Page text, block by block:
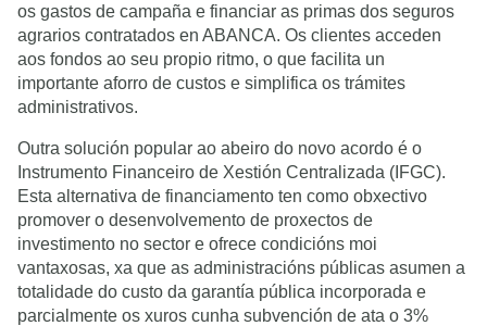
os gastos de campaña e financiar as primas dos seguros
agrarios contratados en ABANCA. Os clientes acceden
aos fondos ao seu propio ritmo, o que facilita un
importante aforro de custos e simplifica os trámites
administrativos.
Outra solución popular ao abeiro do novo acordo é o
Instrumento Financeiro de Xestión Centralizada (IFGC).
Esta alternativa de financiamento ten como obxectivo
promover o desenvolvemento de proxectos de
investimento no sector e ofrece condicións moi
vantaxosas, xa que as administracións públicas asumen a
totalidade do custo da garantía pública incorporada e
parcialmente os xuros cunha subvención de ata o 3%